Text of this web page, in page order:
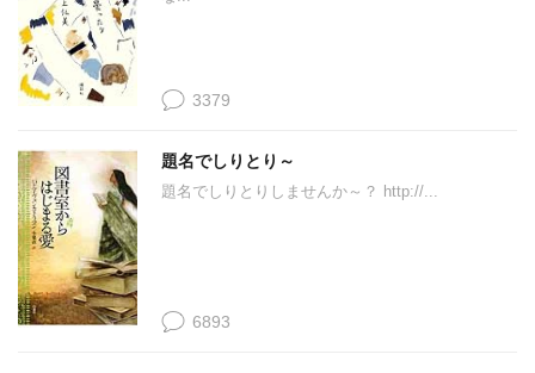
3379
題名でしりとり～
題名でしりとりしませんか～？ http://...
6893